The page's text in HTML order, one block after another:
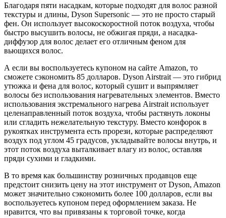
Благодаря пяти насадкам, которые подходят для волос разной
текстуры и длины, Dyson Supersonic — это не просто старый
фен. Он использует высокоскоростной поток воздуха, чтобы
быстро высушить волосы, не обжигая пряди, а насадка-
диффузор для волос делает его отличным феном для
вьющихся волос.
А если вы воспользуетесь купоном на сайте Amazon, то
сможете сэкономить 85 долларов. Dyson Airstrait — это гибрид
утюжка и фена для волос, который сушит и выпрямляет
волосы без использования нагревательных элементов. Вместо
использования экстремального нагрева Airstrait использует
целенаправленный поток воздуха, чтобы растянуть локоны
или сгладить нежелательную текстуру. Вместо конфорок в
рукоятках инструмента есть прорези, которые распределяют
воздух под углом 45 градусов, укладывайте волосы внутрь, и
этот поток воздуха выталкивает влагу из волос, оставляя
пряди сухими и гладкими.
В то время как большинству розничных продавцов еще
предстоит снизить цену на этот инструмент от Dyson, Amazon
может значительно сэкономить более 100 долларов, если вы
воспользуетесь купоном перед оформлением заказа. Не
нравится, что вы привязаны к торговой точке, когда